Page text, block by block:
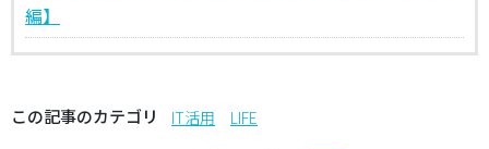
編】
この記事のカテゴリ IT活用 LIFE